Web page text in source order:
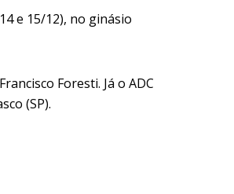
e 15/12), no ginásio
Foresti. Já o ADC
(SP).